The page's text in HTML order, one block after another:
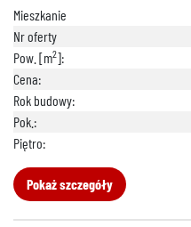
Mieszkanie
Nr oferty
Pow. [m2]:
Cena:
Rok budowy:
Pok.:
Piętro:
Pokaż szczegóły